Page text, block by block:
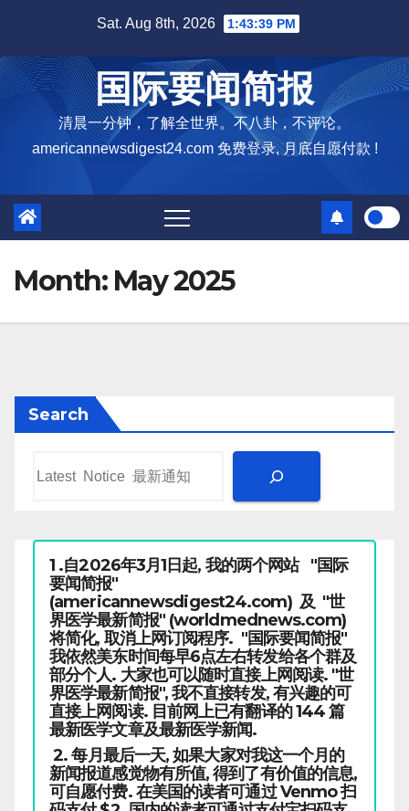
content
Sat. Aug 8th, 2026 1:43:40 PM
国际要闻简报
清晨一分钟，了解全世界。不八卦，不评论。
americannewsdigest24.com 免费登录, 月底自愿付款 !
Month: May 2025
Search
1 .自2026年3月1日起, 我的两个网站 "国际
要闻简报"
(americannewsdigest24.com) 及 "世
界医学最新简报" (worldmednews.com)
将简化, 取消上网订阅程序. "国际要闻简报"
我依然美东时间每早6点左右转发给各个群及
部分个人. 大家也可以随时直接上网阅读. "世
界医学最新简报", 我不直接转发, 有兴趣的可
直接上网阅读. 目前网上已有翻译的 144 篇
最新医学文章及最新医学新闻.
2. 每月最后一天, 如果大家对我这一个月的
新闻报道感觉物有所值, 得到了有价值的信息,
可自愿付费. 在美国的读者可通过 Venmo 扫